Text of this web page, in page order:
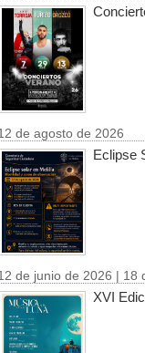
de agosto de 2026
Eclipse
de junio de 2026 | 18
XVI